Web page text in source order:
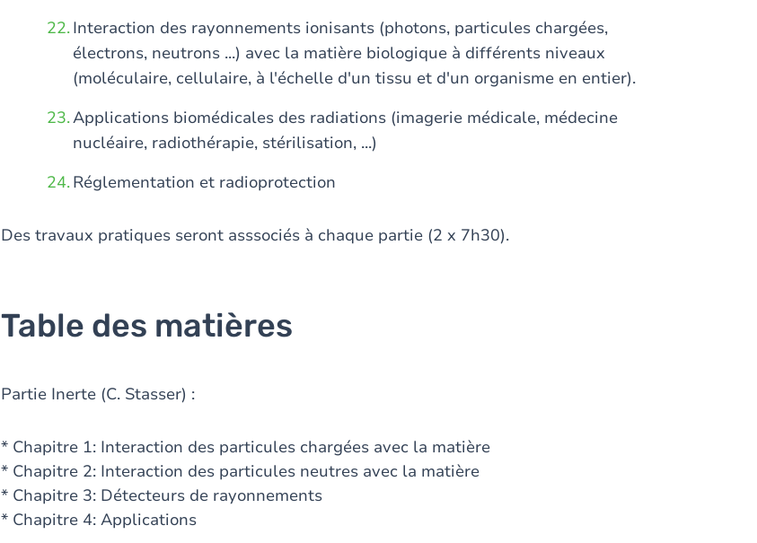
Interaction des rayonnements ionisants (photons, particules chargées,
électrons, neutrons ...) avec la matière biologique à différents niveaux
(moléculaire, cellulaire, à l'échelle d'un tissu et d'un organisme en entier).
Applications biomédicales des radiations (imagerie médicale, médecine
nucléaire, radiothérapie, stérilisation, ...)
Réglementation et radioprotection
Des travaux pratiques seront asssociés à chaque partie (2 x 7h30).
Table des matières
Partie Inerte (C. Stasser) :
* Chapitre 1: Interaction des particules chargées avec la matière
* Chapitre 2: Interaction des particules neutres avec la matière
* Chapitre 3: Détecteurs de rayonnements
* Chapitre 4: Applications